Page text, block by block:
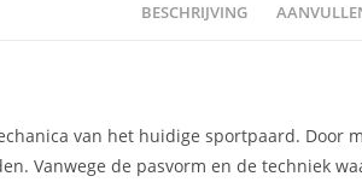
BESCHRIJVING
van het huidige sportpaard.
Vanwege de pasvorm en de techniek